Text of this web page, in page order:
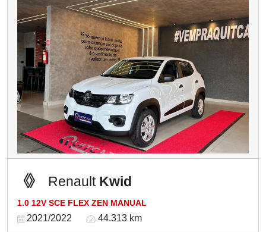
Renault Kwid
1.0 12V SCE FLEX ZEN MANUAL
2021/2022 44.313 km